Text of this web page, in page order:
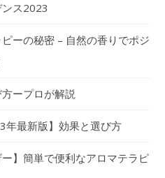
ンス2023
ーの秘密 – 自然の香りでポジ
ープロが解説
年最新版】効果と選び方
】簡単で便利なアロマテラピ